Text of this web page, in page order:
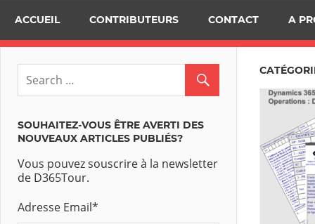
ACCUEIL CONTRIBUTEURS CONTACT A
SOUHAITEZ-VOUS ÊTRE AVERTI DES
NOUVEAUX ARTICLES PUBLIÉS?
Vous pouvez souscrire à la newsletter
de D365Tour.
Adresse Email*